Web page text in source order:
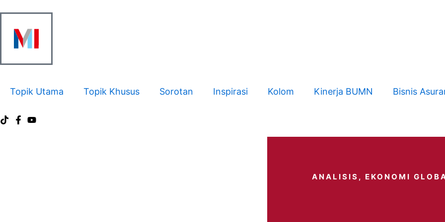
content
Topik Utama Topik Khusus Sorotan Inspirasi Kolom Kinerja BUMN Bisnis
ANALISIS , EKONOMI